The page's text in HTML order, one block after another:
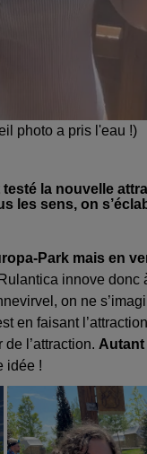
photo a pris l'eau !)
la nouvelle
les sens, on
Park mais en
innove
on ne
en faisant
l’attraction. Autant
idée !